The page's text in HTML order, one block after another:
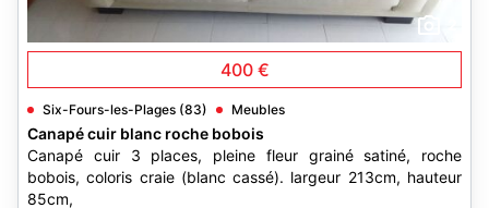
400 €
Six-Fours-les-Plages (83) Meubles
Canapé cuir blanc roche bobois
Canapé cuir 3 places, pleine fleur grainé satiné, roche
bobois, coloris craie (blanc cassé). largeur 213cm, hauteur
85cm,